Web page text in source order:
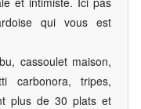
qui vous est
cassoulet maison,
carbonora, tripes,
plus de 30 plats et